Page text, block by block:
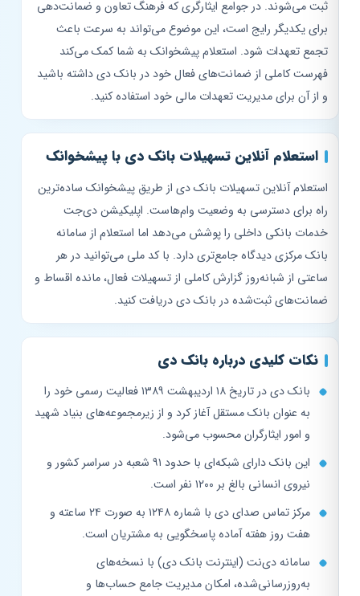
ثبت می‌شوند. در جوامع ایثارگری که فرهنگ تعاون و ضمانت‌دهی
برای یکدیگر رایج است، این موضوع می‌تواند به سرعت باعث
تجمع تعهدات شود. استعلام پیشخوانک به شما کمک می‌کند
فهرست کاملی از ضمانت‌های فعال خود در بانک دی داشته باشید
و از آن برای مدیریت تعهدات مالی خود استفاده کنید.
استعلام آنلاین تسهیلات بانک دی با پیشخوانک
استعلام آنلاین تسهیلات بانک دی از طریق پیشخوانک ساده‌ترین
راه برای دسترسی به وضعیت وام‌هاست. اپلیکیشن دی‌جت
خدمات بانکی داخلی را پوشش می‌دهد اما استعلام از سامانه
بانک مرکزی دیدگاه جامع‌تری دارد. با کد ملی می‌توانید در هر
ساعتی از شبانه‌روز گزارش کاملی از تسهیلات فعال، مانده اقساط و
ضمانت‌های ثبت‌شده در بانک دی دریافت کنید.
نکات کلیدی درباره بانک دی
بانک دی در تاریخ ۱۸ اردیبهشت ۱۳۸۹ فعالیت رسمی خود را
به عنوان بانک مستقل آغاز کرد و از زیرمجموعه‌های بنیاد شهید
و امور ایثارگران محسوب می‌شود.
این بانک دارای شبکه‌ای با حدود ۹۱ شعبه در سراسر کشور و
نیروی انسانی بالغ بر ۱۲۰۰ نفر است.
مرکز تماس صدای دی با شماره ۱۲۴۸ به صورت ۲۴ ساعته و
هفت روز هفته آماده پاسخگویی به مشتریان است.
سامانه دی‌نت (اینترنت بانک دی) با نسخه‌های
به‌روزرسانی‌شده، امکان مدیریت جامع حساب‌ها و